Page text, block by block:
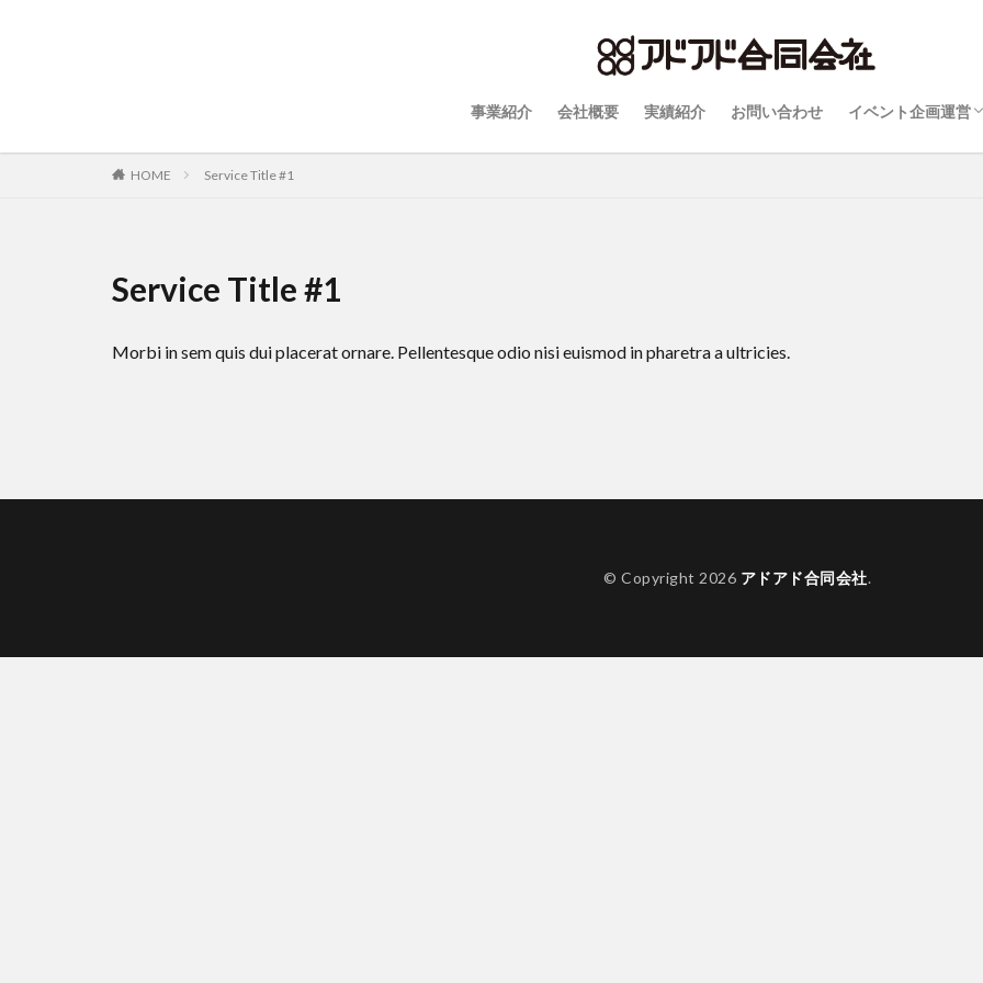
事業紹介 会社概要 実績紹介 お問い合わせ イベント企画運営
自動見積りフォ
Q&A
仮押さえと決定
HOME Service Title #1
Service Title #1
Morbi in sem quis dui placerat ornare. Pellentesque odio nisi euismod in pharetra a ultricies.
© Copyright 2026 アドアド合同会社.